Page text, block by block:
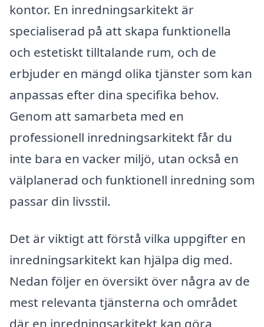
kontor. En inredningsarkitekt är
specialiserad på att skapa funktionella
och estetiskt tilltalande rum, och de
erbjuder en mängd olika tjänster som kan
anpassas efter dina specifika behov.
Genom att samarbeta med en
professionell inredningsarkitekt får du
inte bara en vacker miljö, utan också en
välplanerad och funktionell inredning som
passar din livsstil.
Det är viktigt att förstå vilka uppgifter en
inredningsarkitekt kan hjälpa dig med.
Nedan följer en översikt över några av de
mest relevanta tjänsterna och området
där en inredningsarkitekt kan göra